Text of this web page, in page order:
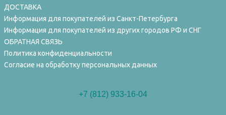
ДОСТАВКА
Информация для покупателей из Санкт-Петербурга
Информация для покупателей из других городов РФ и СНГ
ОБРАТНАЯ СВЯЗЬ
Политика конфиденциальности
Согласие на обработку персональных данных
+7 (812) 933-16-04